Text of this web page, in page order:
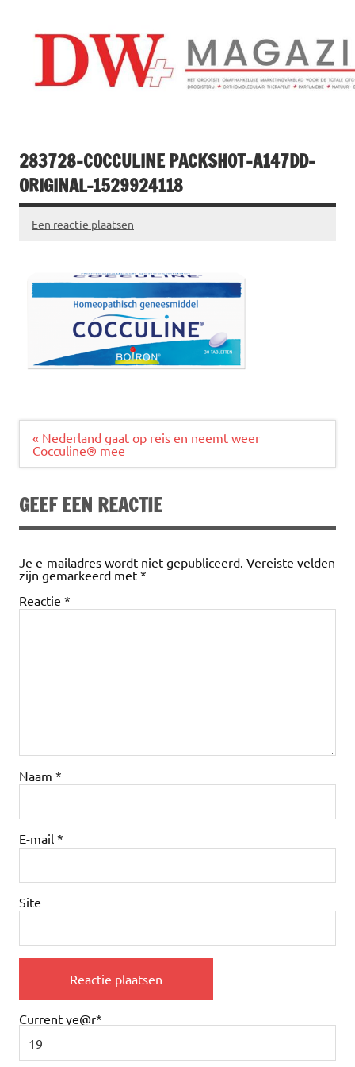
inhoud
283728-COCCULINE PACKSHOT-A147DD-
ORIGINAL-1529924118
Een reactie plaatsen
Bericht
navigatie
« Nederland gaat op reis en neemt weer
Cocculine® mee
GEEF EEN REACTIE
Je e-mailadres wordt niet gepubliceerd. Vereiste velden
zijn gemarkeerd met *
Reactie *
Naam *
E-mail *
Site
Current ye@r*